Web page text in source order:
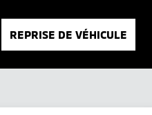
REPRISE DE VÉHICULE